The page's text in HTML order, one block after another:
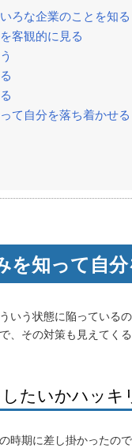
ろな企業のことを知る
客観的に見る
て自分を落ち着かせる
を知って自
いう状態に陥っている
、その対策も見えてく
たいかハッキ
時期に差し掛かったの